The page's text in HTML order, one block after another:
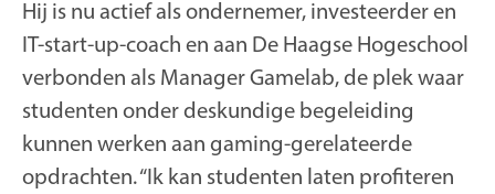
Hij is nu actief als ondernemer, investeerder en
IT-start-up-coach en aan De Haagse Hogeschool
verbonden als Manager Gamelab, de plek waar
studenten onder deskundige begeleiding
kunnen werken aan gaming-gerelateerde
opdrachten. “Ik kan studenten laten profiteren